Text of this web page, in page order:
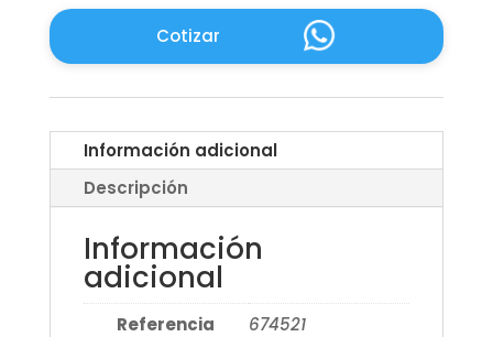
Cotizar
Información adicional
Descripción
Información
adicional
Referencia
674521